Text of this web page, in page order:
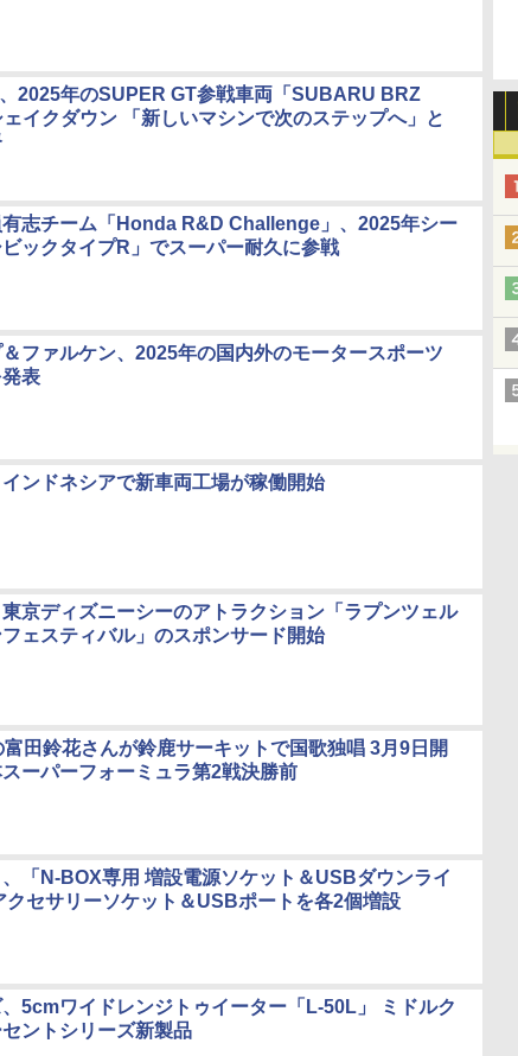
2025年のSUPER GT参戦車両「SUBARU BRZ
イクダウン 「新しいマシンで次のステップへ」と
志チーム「Honda R&D Challenge」、2025年シー
ックタイプR」でスーパー耐久に参戦
ファルケン、2025年の国内外のモータースポーツ
表
ンドネシアで新車両工場が稼働開始
京ディズニーシーのアトラクション「ラプンツェル
ェスティバル」のスポンサード開始
富⽥鈴花さんが鈴⿅サーキットで国歌独唱 3⽉9⽇開
ーパーフォーミュラ第2戦決勝前
「N-BOX専用 増設電源ソケット＆USBダウンライ
クセサリーソケット＆USBポートを各2個増設
、5cmワイドレンジトゥイーター「L-50L」 ミドルク
ントシリーズ新製品